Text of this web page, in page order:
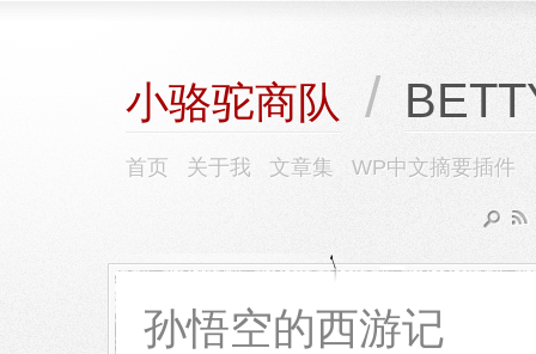
小骆驼商队 /
首页 关于我 文章集 WP中文摘要插件
孙悟空的西游记